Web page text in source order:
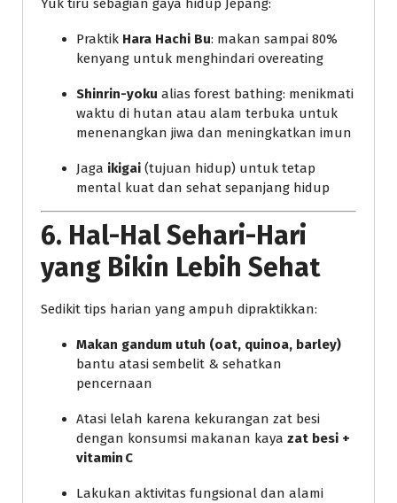
Yuk tiru sebagian gaya hidup Jepang:
Praktik Hara Hachi Bu: makan sampai 80%
kenyang untuk menghindari overeating
Shinrin-yoku alias forest bathing: menikmati
waktu di hutan atau alam terbuka untuk
menenangkan jiwa dan meningkatkan imun
Jaga ikigai (tujuan hidup) untuk tetap
mental kuat dan sehat sepanjang hidup
6. Hal-Hal Sehari-Hari
yang Bikin Lebih Sehat
Sedikit tips harian yang ampuh dipraktikkan:
Makan gandum utuh (oat, quinoa, barley)
bantu atasi sembelit & sehatkan
pencernaan
Atasi lelah karena kekurangan zat besi
dengan konsumsi makanan kaya zat besi +
vitamin C
Lakukan aktivitas fungsional dan alami